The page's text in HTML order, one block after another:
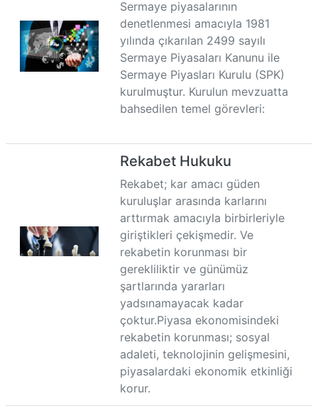
Sermaye piyasalarının
denetlenmesi amacıyla 1981
yılında çıkarılan 2499 sayılı
Sermaye Piyasaları Kanunu ile
Sermaye Piyasları Kurulu (SPK)
kurulmuştur. Kurulun mevzuatta
bahsedilen temel görevleri:
Rekabet Hukuku
Rekabet; kar amacı güden
kuruluşlar arasında karlarını
arttırmak amacıyla birbirleriyle
giriştikleri çekişmedir. Ve
rekabetin korunması bir
gerekliliktir ve günümüz
şartlarında yararları
yadsınamayacak kadar
çoktur.Piyasa ekonomisindeki
rekabetin korunması; sosyal
adaleti, teknolojinin gelişmesini,
piyasalardaki ekonomik etkinliği
korur.